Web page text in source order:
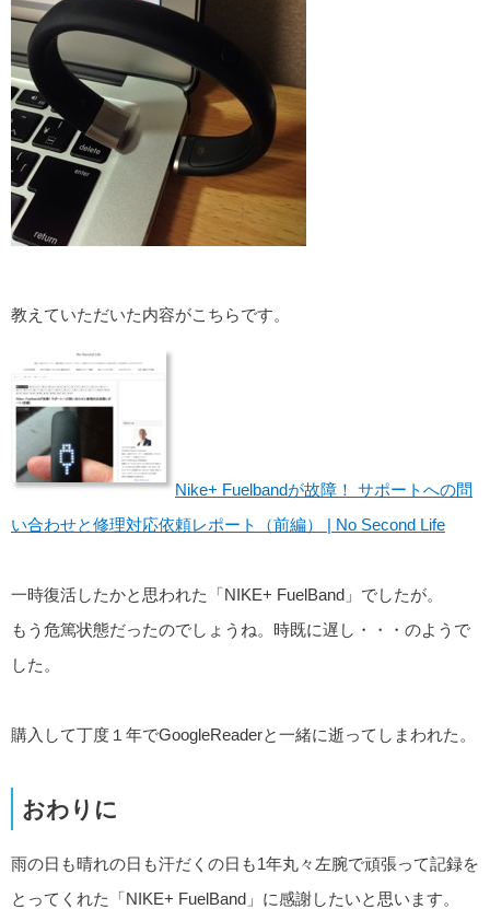
教えていただいた内容がこちらです。
Nike+ Fuelbandが故障！ サポートへの問
い合わせと修理対応依頼レポート（前編） | No Second Life
一時復活したかと思われた「NIKE+ FuelBand」でしたが。
もう危篤状態だったのでしょうね。時既に遅し・・・のようで
した。
購入して丁度１年でGoogleReaderと一緒に逝ってしまわれた。
おわりに
雨の日も晴れの日も汗だくの日も1年丸々左腕で頑張って記録を
とってくれた「NIKE+ FuelBand」に感謝したいと思います。